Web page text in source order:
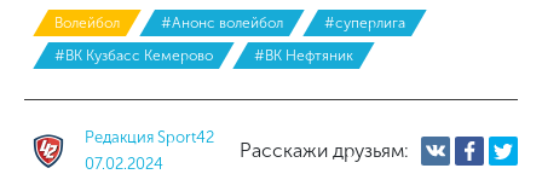
Волейбол #Анонс волейбол
#суперлига
#ВК Кузбасс Кемерово
#ВК Нефтяник
Редакция Sport42
07.02.2024
Расскажи друзьям: